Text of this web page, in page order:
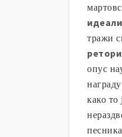
тражи
опус
како